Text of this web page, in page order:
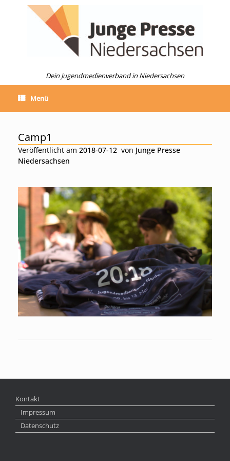
Dein Jugendmedienverband in Niedersachsen
Menü
Camp1
Veröffentlicht am 2018-07-12 von Junge Presse
Niedersachsen
Kontakt
Impressum
Datenschutz